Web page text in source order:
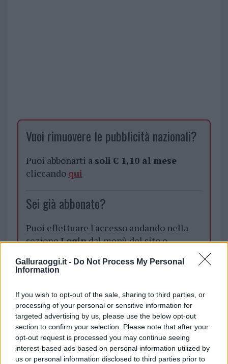
Galluraoggi.it - Do Not Process My Personal
Information
If you wish to opt-out of the sale, sharing to third parties, or
processing of your personal or sensitive information for
targeted advertising by us, please use the below opt-out
section to confirm your selection. Please note that after your
opt-out request is processed you may continue seeing
interest-based ads based on personal information utilized by
us or personal information disclosed to third parties prior to
Vuoi rimuovere le pubblicità nazionali?
Puoi abbonarti a soli € 1,10 al mese
cliccando qui
Sei già abbonato?
Puoi effettuare l'accesso andando nella
sezioneLogindal menù del sito o
TEMI:
Comune Telti
Consiglio Comuanle Ragazzi Telti
Consiglio Comunale Ragazzi
Don Antonio Tamponi
Don Mauro Bucciero
Francesco Ledda
Gianni Addis
Giuseppe Balzanti
Mario Russu
Nicolò Saba
Notizie Telti
Rita Deretta